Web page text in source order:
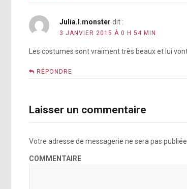
http://popcrush.com/lady-gaga-bruno-
http://popcrush.com/lady-gaga-bruno-
[photo]
[photo]
Julia.l.monster dit :
3 JANVIER 2015 À 0 H 54 MIN
Les costumes sont vraiment très beaux et lui
RÉPONDRE
Laisser un commentaire
Votre adresse de messagerie ne sera pas publiée.
COMMENTAIRE